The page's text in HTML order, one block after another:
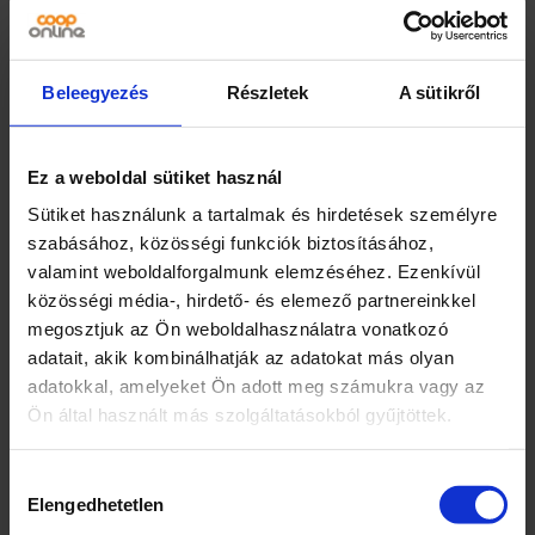
Beleegyezés Részletek A sütikről
Ez a weboldal sütiket használ
Sütiket használunk a tartalmak és hirdetések személyre
szabásához, közösségi funkciók biztosításához,
valamint weboldalforgalmunk elemzéséhez. Ezenkívül
közösségi média-, hirdető- és elemező partnereinkkel
megosztjuk az Ön weboldalhasználatra vonatkozó
adatait, akik kombinálhatják az adatokat más olyan
adatokkal, amelyeket Ön adott meg számukra vagy az
Ön által használt más szolgáltatásokból gyűjtöttek.
kiválasztása
Elengedhetetlen
spontaneitást, a szabadságot és a
a bartáti összejövetelekről. Tedd a Fanta
kortyolj és engedd szabadjára a
maximális élvezet érdekében.
2330 Dunaharaszti, Némedi út 104.
Elhanyagolható mennyiségű zsírt,
telített zsírsavat, fehérjét és sót
tartalmaz.
Márka